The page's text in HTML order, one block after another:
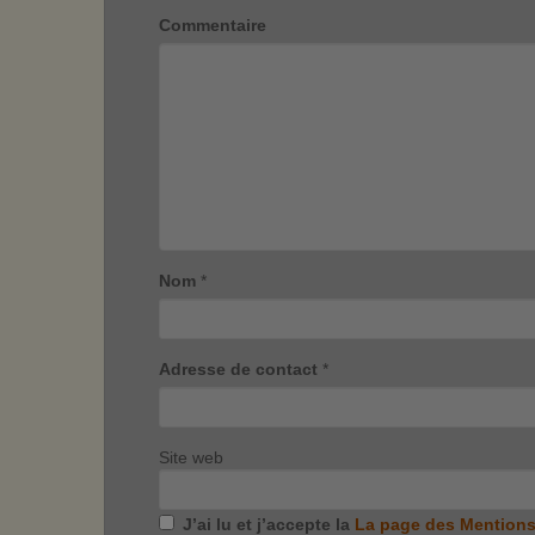
Commentaire
Nom *
Adresse de contact *
Site web
J’ai lu et j’accepte la La page des